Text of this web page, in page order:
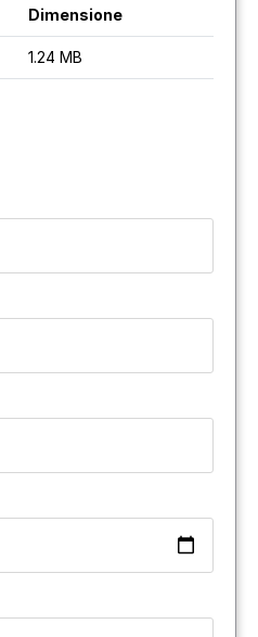
Dimensione
1.24 MB